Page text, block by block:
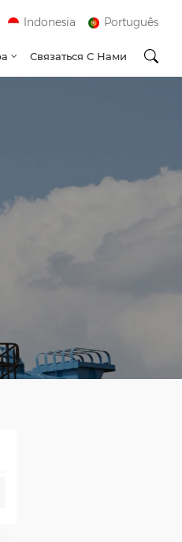
Indonesia Português
Связаться С Нами